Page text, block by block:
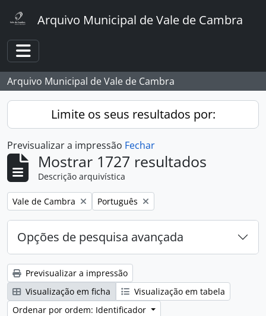
Arquivo Municipal de Vale de Cambra
Toggle navigation
Arquivo Municipal de Vale de Cambra
Limite os seus resultados por:
Previsualizar a impressão Fechar
Mostrar 1727 resultados
Descrição arquivística
Remover filtro:
Vale de Cambra Remover filtro:
Português
Opções de pesquisa avançada
Previsualizar a impressão
Visualização em ficha
Visualização em tabela
Ordenar por ordem: Identificador